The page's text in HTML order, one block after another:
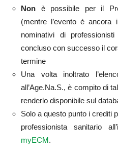
Non è possibile per il
(mentre l’evento è ancora
nominativi di
concluso con successo il
termine
Una volta inoltrato
all’Age.Na.S., è compito di
renderlo disponibile sul
Solo a questo punto i crediti
professionista sanitario
myECM.